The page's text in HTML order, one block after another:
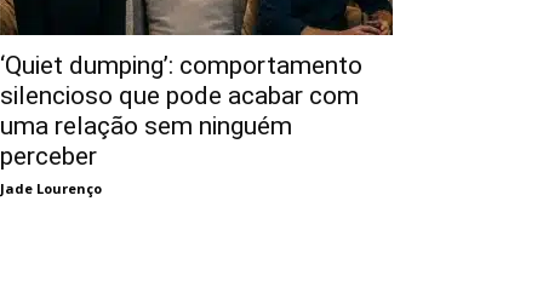
‘Quiet dumping’: comportamento
silencioso que pode acabar com
uma relação sem ninguém
perceber
Jade Lourenço